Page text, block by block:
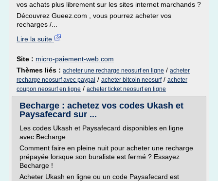
vos achats plus librement sur les sites internet marchands ?
Découvrez Gueez.com , vous pourrez acheter vos
recharges /...
Lire la suite
Site : micro-paiement-web.com
Thèmes liés : acheter une recharge neosurf en ligne / acheter
recharge neosurf avec paypal / acheter bitcoin neosurf/ acheter
coupon neosurf en ligne / acheter ticket neosurf en ligne
Becharge : achetez vos codes Ukash et
Paysafecard sur ...
Les codes Ukash et Paysafecard disponibles en ligne
avec Becharge
Comment faire en pleine nuit pour acheter une recharge
prépayée lorsque son buraliste est fermé ? Essayez
Becharge !
Acheter Ukash en ligne ou un code Paysafecard est